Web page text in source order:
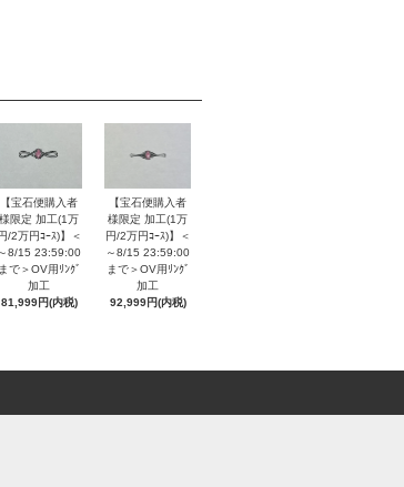
【宝石便購入者
様限定 加工(1万
/2万円ｺｰｽ)】＜
～8/15 23:59:00
まで＞OV用ﾘﾝｸﾞ
加工
81,999円(内税)
【宝石便購入者
様限定 加工(1万
円/2万円ｺｰｽ)】＜
～8/15 23:59:00
まで＞OV用ﾘﾝｸﾞ
加工
92,999円(内税)